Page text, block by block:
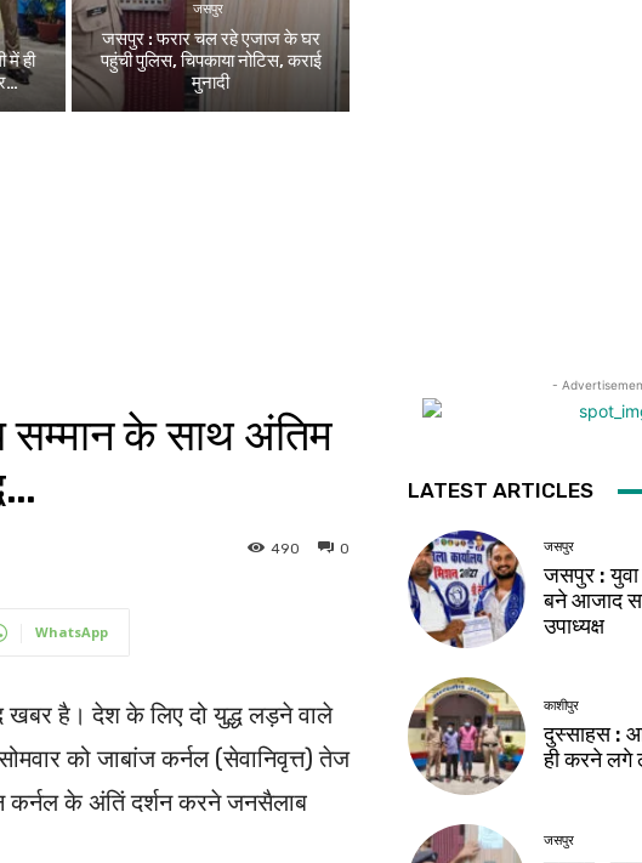
में ही
जसपुर
जसपुर : फरार चल रहे एजाज के घर
पहुंची पुलिस, चिपकाया नोटिस, कराई
मुनादी